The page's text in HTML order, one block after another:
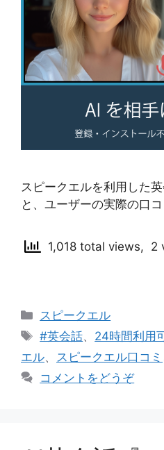
スピークエルを利用した
と、ユーザーの実際の口コ
1,018 total views, 2
カ
テ
リ
ー
スピークエル
タ
グ
#英会話、 24時間利用
エル、 スピークエル口コミ
コメントをどうぞ